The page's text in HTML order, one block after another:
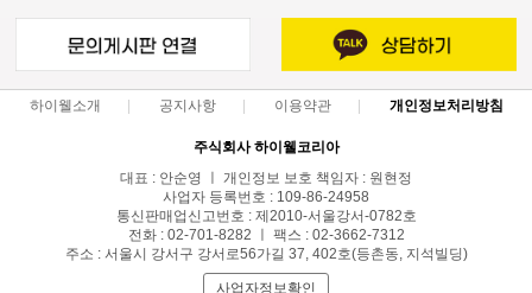
하이웰소개 공지사항 이용약관 개인정보처리방침
주식회사 하이웰코리아
대표 : 안순영 ㅣ 개인정보 보호 책임자 : 원현정
사업자 등록번호 : 109-86-24958
통신판매업신고번호 : 제2010-서울강서-0782호
전화 : 02-701-8282 ㅣ 팩스 : 02-3662-7312
주소 : 서울시 강서구 강서로56가길 37, 402호(등촌동, 지석빌딩)
사업자정보확인